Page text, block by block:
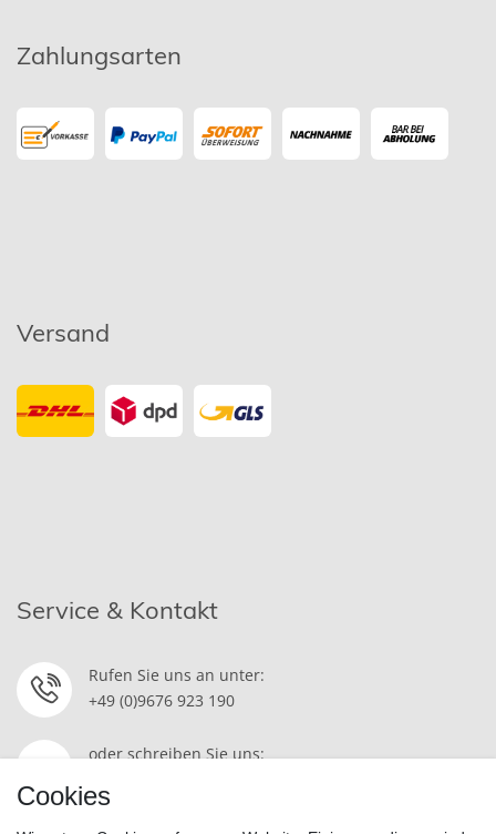
Zahlungsarten
Versand
Service & Kontakt
Rufen Sie uns an unter:
+49 (0)9676 923 190
oder schreiben Sie uns:
Cookies